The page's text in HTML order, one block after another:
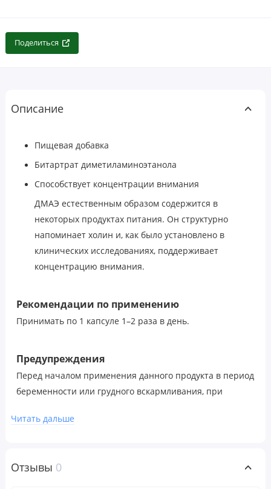
Поделиться
Описание
Пищевая добавка
Битартрат диметиламиноэтанола
Способствует концентрации внимания
ДМАЭ естественным образом содержится в
некоторых продуктах питания. Он структурно
напоминает холин и, как было установлено в
клинических исследованиях, поддерживает
концентрацию внимания.
Рекомендации по применению
Принимать по 1 капсуле 1–2 раза в день.
Предупреждения
Перед началом применения данного продукта в период
беременности или грудного вскармливания, при
эпилепсии следует проконсультироваться с врачом.
защитная пленка повреждена или отсутствует. Хранить
Читать дальше
Отзывы 0